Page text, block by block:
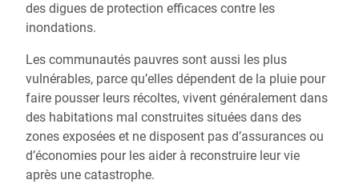
des digues de protection efficaces contre les
inondations.
Les communautés pauvres sont aussi les plus
vulnérables, parce qu’elles dépendent de la pluie pour
faire pousser leurs récoltes, vivent généralement dans
des habitations mal construites situées dans des
zones exposées et ne disposent pas d’assurances ou
d’économies pour les aider à reconstruire leur vie
après une catastrophe.